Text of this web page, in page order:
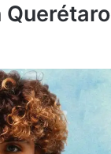
Querétaro